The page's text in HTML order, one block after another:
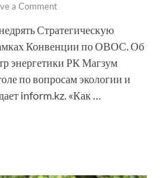
a Comment
Стратегическую
Конвенции по ОВОС. Об
энергетики РК Магзум
по вопросам экологии и
inform.kz. «Как …